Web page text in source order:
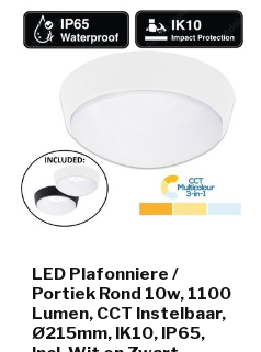
LED Plafonniere /
Portiek Rond 10w, 1100
Lumen, CCT Instelbaar,
Ø215mm, IK10, IP65,